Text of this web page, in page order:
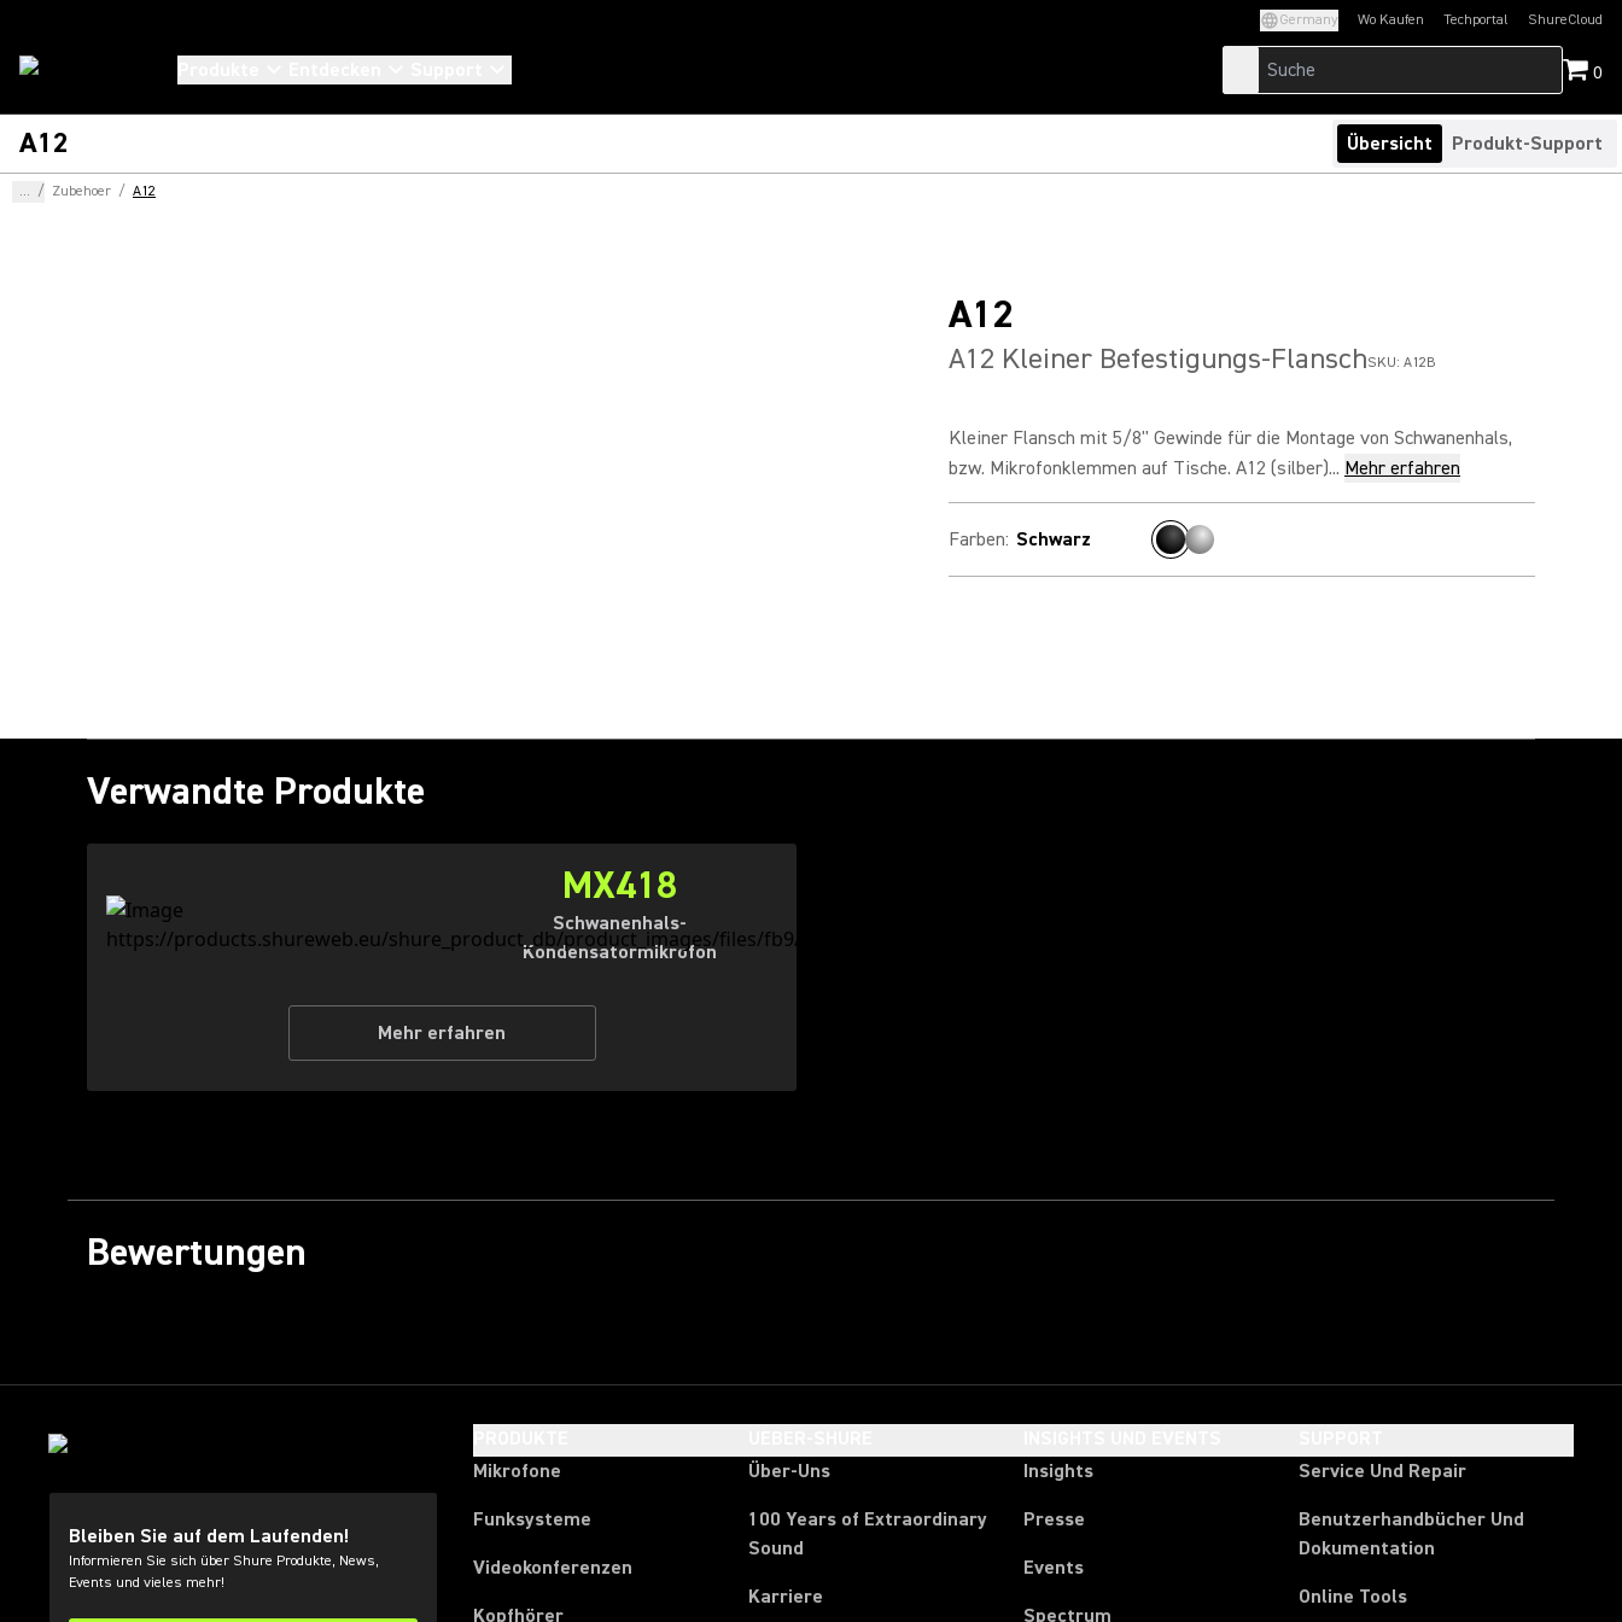
Germany Wo Kaufen Techportal
(Opens in a new tab)ShureCloud
(Opens in a new
0
A12 Übersicht Produkt-Support
... / Zubehoer / A12
A12
A12 Kleiner Befestigungs-FlanschSKU: A12B
Kleiner Flansch mit 5/8'' Gewinde für die Montage von Schwanenhals,
bzw. Mikrofonklemmen auf Tische. A12 (silber)... Mehr erfahren
Farben: Schwarz
Verwandte Produkte
MX418
Schwanenhals-
Kondensatormikrofon
Mehr erfahren
Bewertungen
Bleiben Sie auf dem Laufenden!
Informieren Sie sich über Shure Produkte, News,
Events und vieles mehr!
Mikrofone
Funksysteme
Videokonferenzen
Kopfhörer
Über-Uns
100 Years of Extraordinary
Sound
Karriere
Insights
Presse
Events
Spectrum
Service Und Repair
Benutzerhandbücher Und
Dokumentation
Online Tools